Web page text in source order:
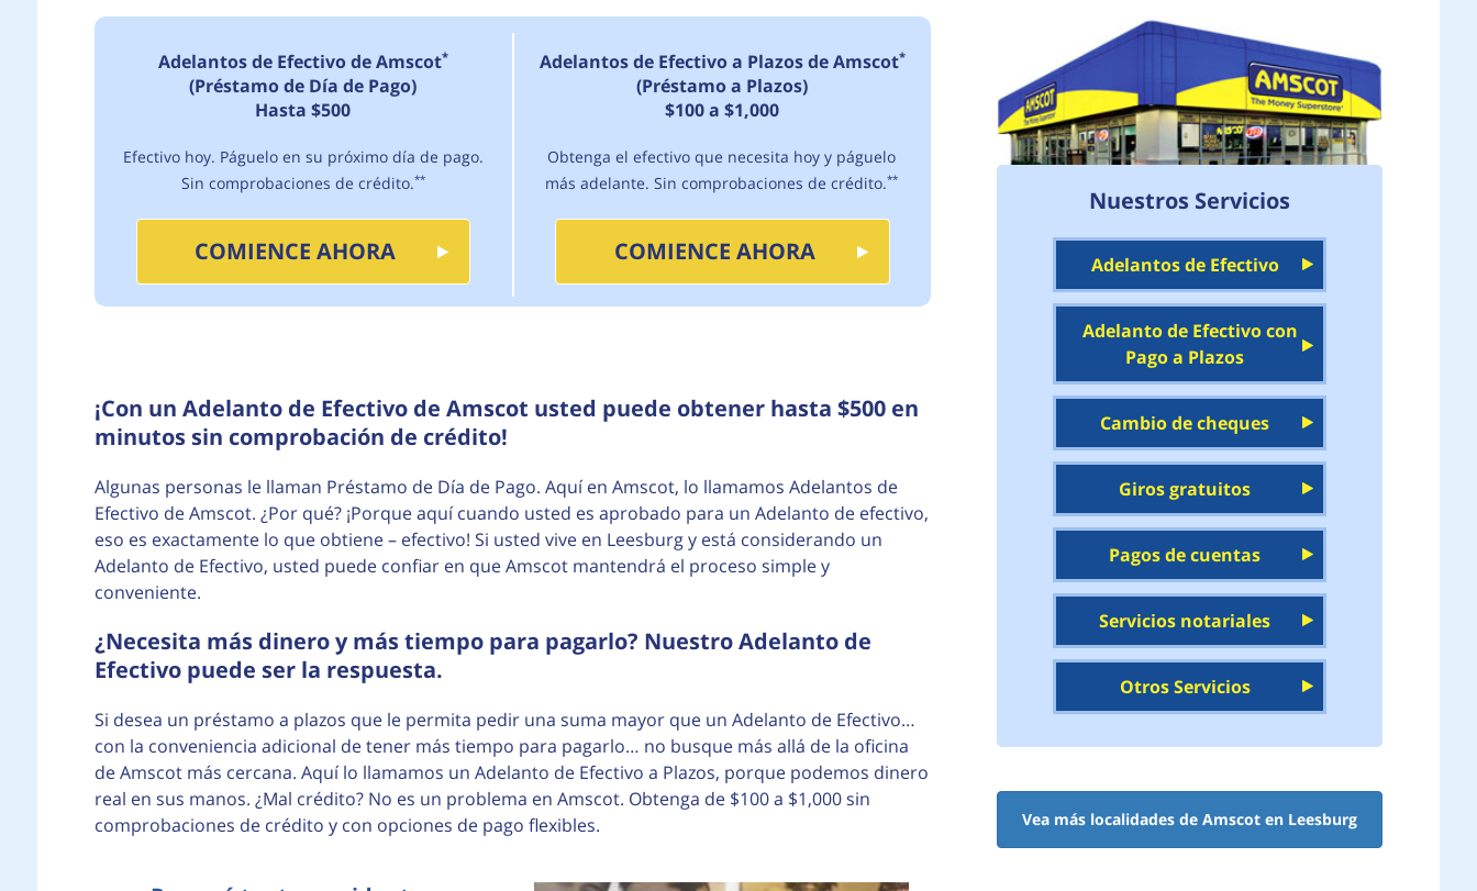
Adelantos de Efectivo de Amscot*
(Préstamo de Día de Pago)
Hasta $500
Efectivo hoy. Páguelo en su próximo día de pago.
Sin comprobaciones de crédito.**
COMIENCE AHORA
Adelantos de Efectivo a Plazos de Amscot*
(Préstamo a Plazos)
$100 a $1,000
Obtenga el efectivo que necesita hoy y páguelo
más adelante. Sin comprobaciones de crédito.**
COMIENCE AHORA
¡Con un Adelanto de Efectivo de Amscot usted puede obtener hasta $500 en
minutos sin comprobación de crédito!
Algunas personas le llaman Préstamo de Día de Pago. Aquí en Amscot, lo llamamos Adelantos de
Efectivo de Amscot. ¿Por qué? ¡Porque aquí cuando usted es aprobado para un Adelanto de efectivo,
eso es exactamente lo que obtiene – efectivo! Si usted vive en Leesburg y está considerando un
Adelanto de Efectivo, usted puede confiar en que Amscot mantendrá el proceso simple y
conveniente.
¿Necesita más dinero y más tiempo para pagarlo? Nuestro Adelanto de
Efectivo puede ser la respuesta.
Si desea un préstamo a plazos que le permita pedir una suma mayor que un Adelanto de Efectivo…
con la conveniencia adicional de tener más tiempo para pagarlo… no busque más allá de la oficina
de Amscot más cercana. Aquí lo llamamos un Adelanto de Efectivo a Plazos, porque podemos dinero
real en sus manos. ¿Mal crédito? No es un problema en Amscot. Obtenga de $100 a $1,000 sin
comprobaciones de crédito y con opciones de pago flexibles.
Nuestros Servicios
Adelantos de Efectivo
Adelanto de Efectivo con
Pago a Plazos
Cambio de cheques
Giros gratuitos
Pagos de cuentas
Servicios notariales
Otros Servicios
Vea más localidades de Amscot en Leesburg